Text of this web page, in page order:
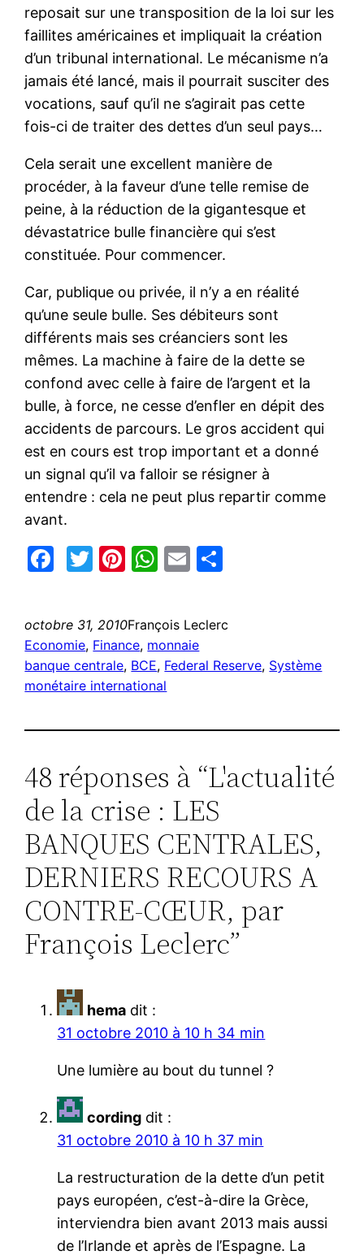
reposait sur une transposition de la loi sur les
faillites américaines et impliquait la création
d’un tribunal international. Le mécanisme n’a
jamais été lancé, mais il pourrait susciter des
vocations, sauf qu’il ne s’agirait pas cette
fois-ci de traiter des dettes d’un seul pays…
Cela serait une excellent manière de
procéder, à la faveur d’une telle remise de
peine, à la réduction de la gigantesque et
dévastatrice bulle financière qui s’est
constituée. Pour commencer.
Car, publique ou privée, il n’y a en réalité
qu’une seule bulle. Ses débiteurs sont
différents mais ses créanciers sont les
mêmes. La machine à faire de la dette se
confond avec celle à faire de l’argent et la
bulle, à force, ne cesse d’enfler en dépit des
accidents de parcours. Le gros accident qui
est en cours est trop important et a donné
un signal qu’il va falloir se résigner à
entendre : cela ne peut plus repartir comme
avant.
Facebook
Twitter
Pinterest
WhatsApp
Email
octobre 31, 2010François Leclerc
Economie, Finance, monnaie
banque centrale, BCE, Federal Reserve, Système
monétaire international
48 réponses à “L'actualité
de la crise : LES
BANQUES CENTRALES,
DERNIERS RECOURS A
CONTRE-CŒUR, par
François Leclerc”
hema dit :
31 octobre 2010 à 10 h 34 min
Une lumière au bout du tunnel ?
cording dit :
31 octobre 2010 à 10 h 37 min
La restructuration de la dette d’un petit
pays européen, c’est-à-dire la Grèce,
interviendra bien avant 2013 mais aussi
de l’Irlande et après de l’Espagne. La